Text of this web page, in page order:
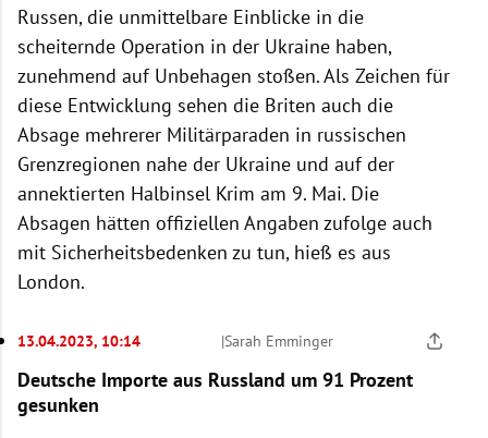
Russen, die unmittelbare Einblicke in die
scheiternde Operation in der Ukraine haben,
zunehmend auf Unbehagen stoßen. Als Zeichen für
diese Entwicklung sehen die Briten auch die
Absage mehrerer Militärparaden in russischen
Grenzregionen nahe der Ukraine und auf der
annektierten Halbinsel Krim am 9. Mai. Die
Absagen hätten offiziellen Angaben zufolge auch
mit Sicherheitsbedenken zu tun, hieß es aus
London.
13.04.2023, 10:14 |Sarah Emminger
Deutsche Importe aus Russland um 91 Prozent
gesunken